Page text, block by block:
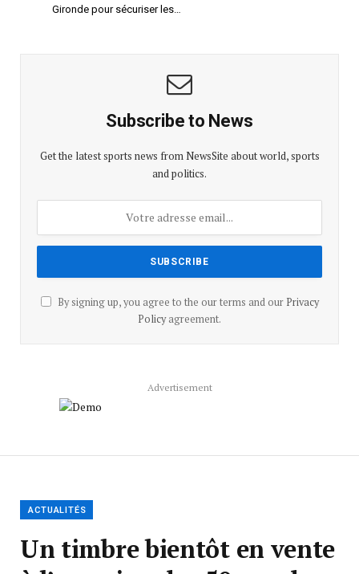
Gironde pour sécuriser les…
Subscribe to News
Get the latest sports news from NewsSite about world, sports
and politics.
By signing up, you agree to the our terms and our Privacy
Policyagreement.
Advertisement
ACTUALITÉS
Un timbre bientôt en vente